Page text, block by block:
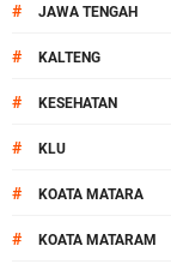
# JAWA TENGAH
# KALTENG
# KESEHATAN
# KLU
# KOATA MATARA
# KOATA MATARAM